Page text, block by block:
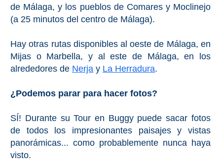
de Málaga, y los pueblos de Comares y Moclinejo
(a 25 minutos del centro de Málaga).
Hay otras rutas disponibles al oeste de Málaga, en
Mijas o Marbella, y al este de Málaga, en los
alrededores de Nerja y La Herradura.
¿Podemos parar para hacer fotos?
SÍ! Durante su Tour en Buggy puede sacar fotos
de todos los impresionantes paisajes y vistas
panorámicas... como probablemente nunca haya
visto.